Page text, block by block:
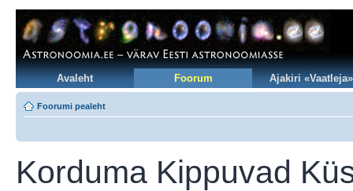
Avaleht Foorum Ajakiri «Vaatleja»
Foorumi pealeht
Korduma Kippuvad